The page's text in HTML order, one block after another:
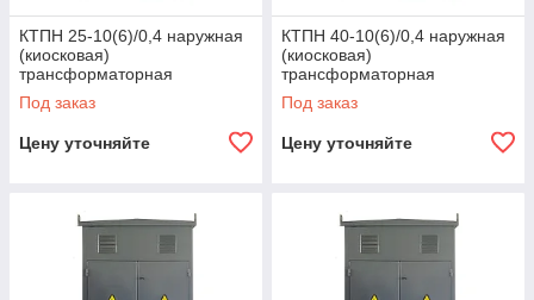
КТПН 25-10(6)/0,4 наружная
(киосковая)
трансформаторная
подстанция
Под заказ
Цену уточняйте
КТПН 40-10(6)/0,4 наружная
(киосковая)
трансформаторная
подстанция
Под заказ
Цену уточняйте